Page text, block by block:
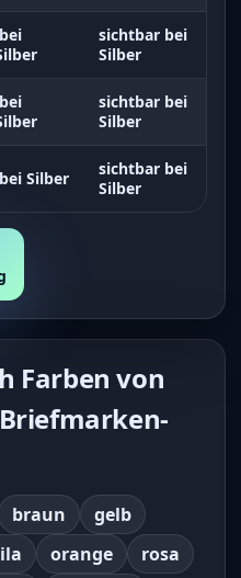
sichtbar bei
Silber
sichtbar bei
Silber
Silber
sichtbar bei
Silber
Farben von
braun
gelb
orange
rosa